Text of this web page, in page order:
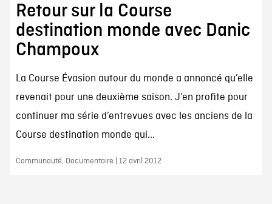
Retour sur la Course
destination monde avec Danic
Champoux
La Course Évasion autour du monde a annoncé qu’elle
revenait pour une deuxième saison. J’en profite pour
continuer ma série d’entrevues avec les anciens de la
Course destination monde qui...
Communauté, Documentaire | 12 avril 2012